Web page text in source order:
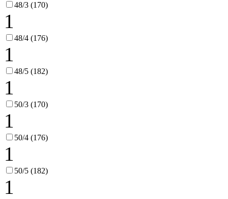
48/3 (170)
1
48/4 (176)
1
48/5 (182)
1
50/3 (170)
1
50/4 (176)
1
50/5 (182)
1